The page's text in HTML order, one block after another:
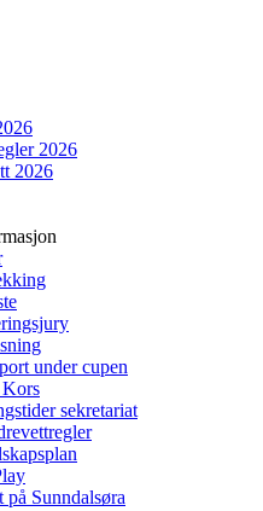
2026
2026
under cupen
sekretariat
Sunndalsøra